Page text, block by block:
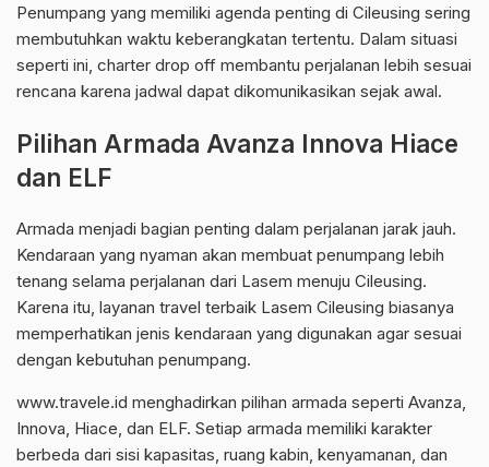
Penumpang yang memiliki agenda penting di Cileusing sering
membutuhkan waktu keberangkatan tertentu. Dalam situasi
seperti ini, charter drop off membantu perjalanan lebih sesuai
rencana karena jadwal dapat dikomunikasikan sejak awal.
Pilihan Armada Avanza Innova Hiace
dan ELF
Armada menjadi bagian penting dalam perjalanan jarak jauh.
Kendaraan yang nyaman akan membuat penumpang lebih
tenang selama perjalanan dari Lasem menuju Cileusing.
Karena itu, layanan travel terbaik Lasem Cileusing biasanya
memperhatikan jenis kendaraan yang digunakan agar sesuai
dengan kebutuhan penumpang.
www.travele.id menghadirkan pilihan armada seperti Avanza,
Innova, Hiace, dan ELF. Setiap armada memiliki karakter
berbeda dari sisi kapasitas, ruang kabin, kenyamanan, dan